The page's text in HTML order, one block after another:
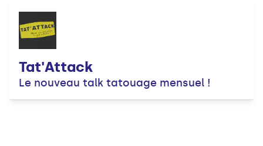
Tat'Attack
Le nouveau talk tatouage mensuel !